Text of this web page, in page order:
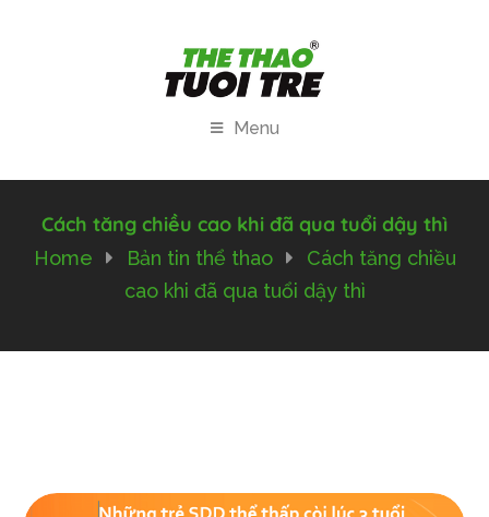
Menu
Cách tăng chiều cao khi đã qua tuổi dậy thì
Home Bản tin thể thao
Cách tăng chiều
cao khi đã qua tuổi dậy thì